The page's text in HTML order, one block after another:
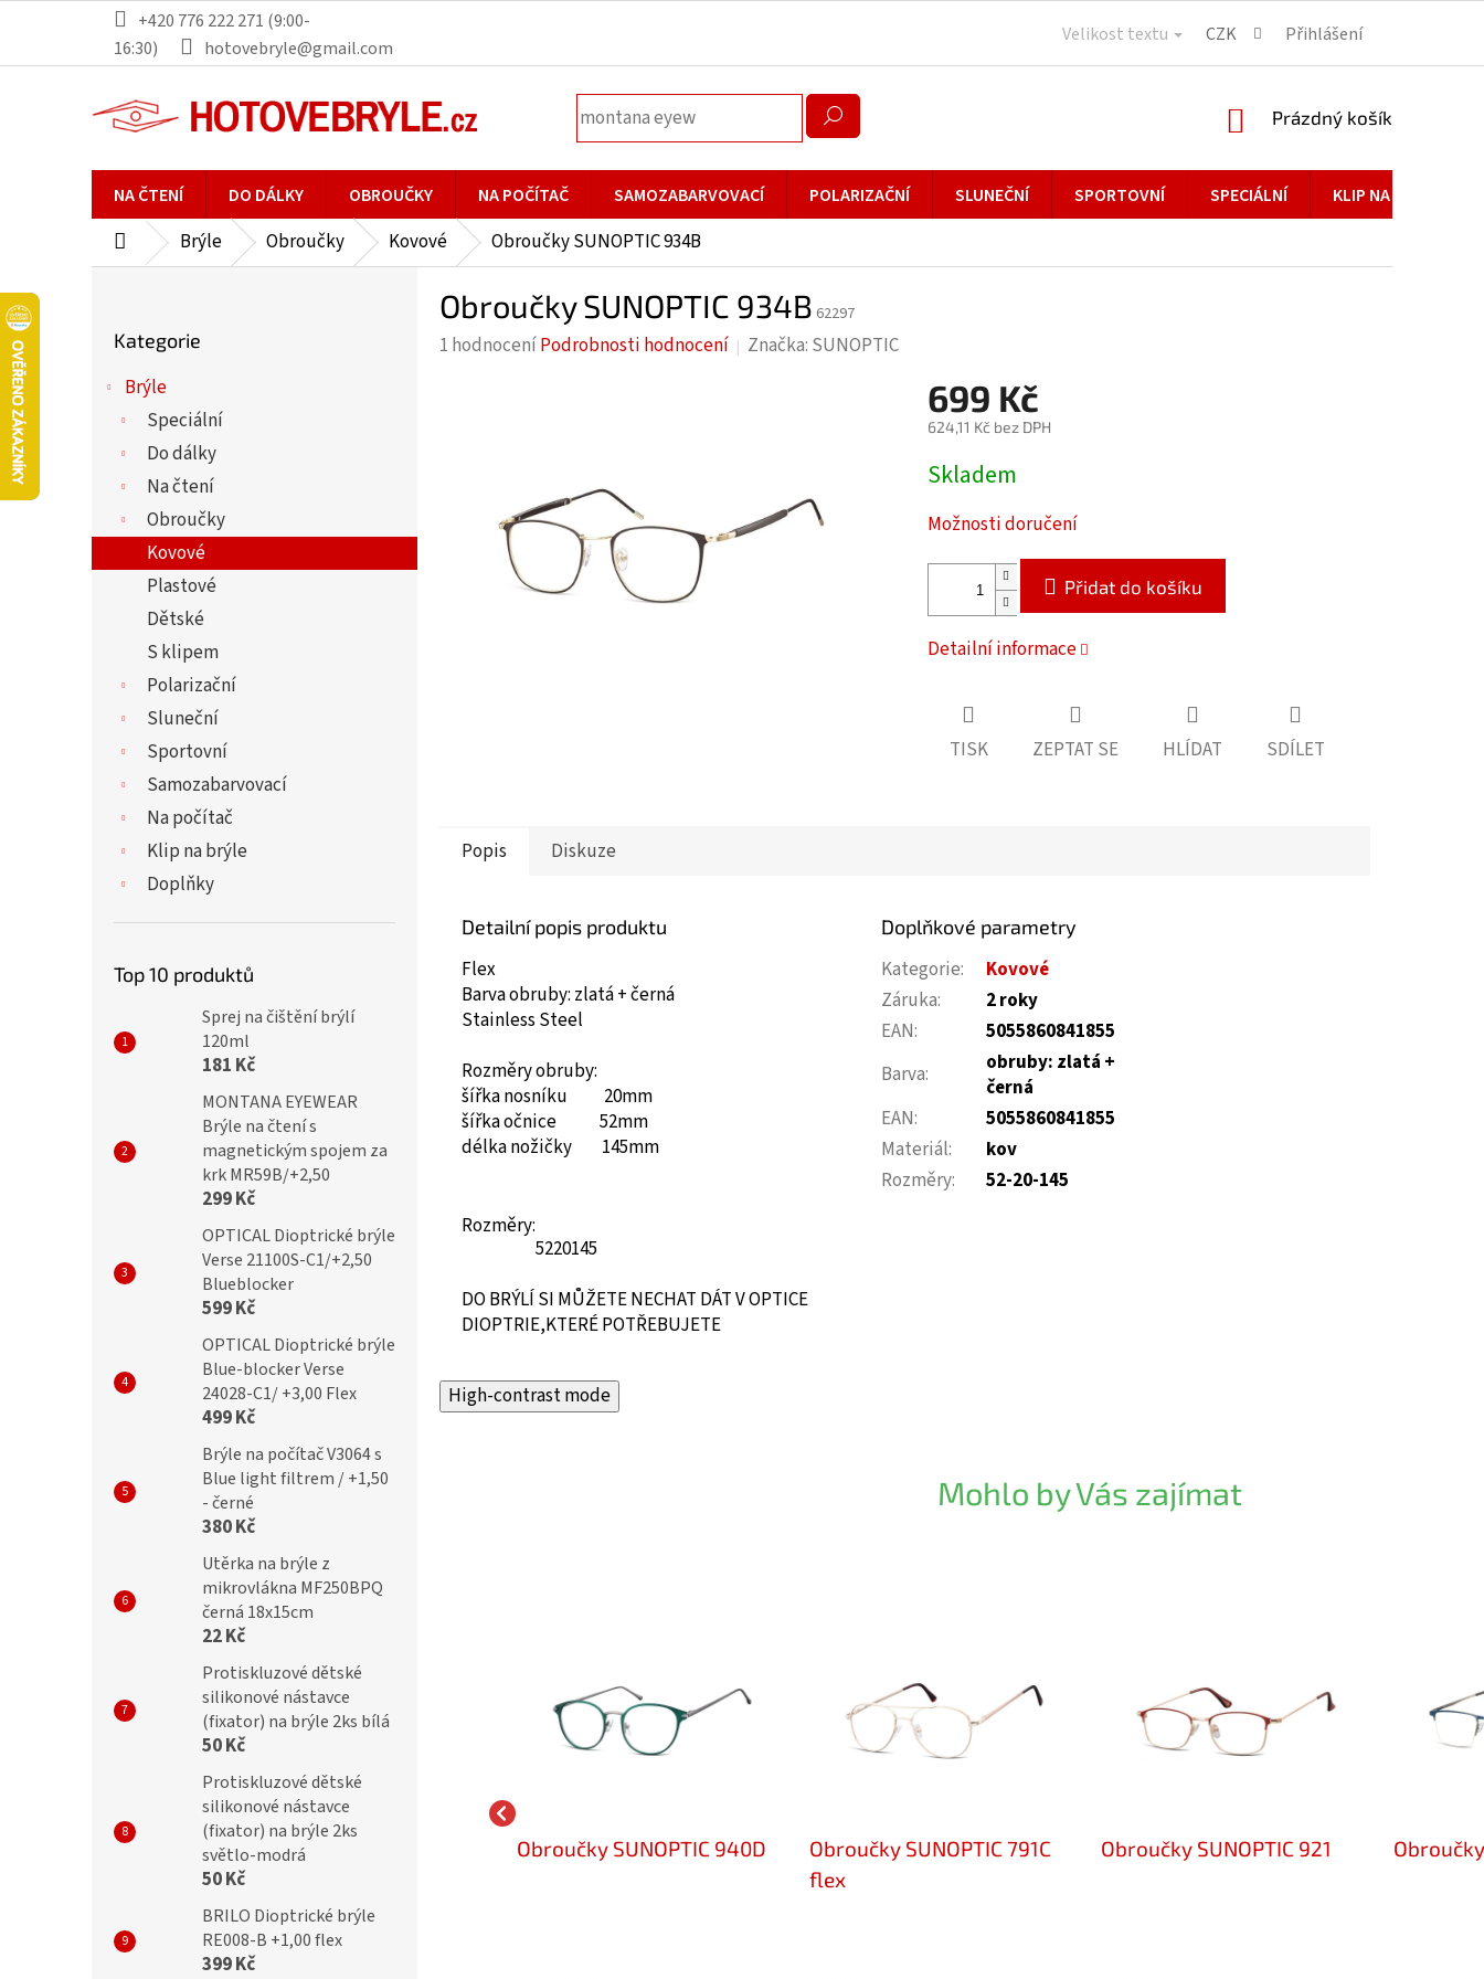
obsah
+420 776 222 271 (9:00-
16:30)
hotovebryle@gmail.com
Velikost textu CZK Přihlášení
NÁKUPNÍ
Prázdný košík
NA ČTENÍ DO DÁLKY OBROUČKY NA POČÍTAČ SAMOZABARVOVACÍ POLARIZAČNÍ SLUNEČNÍ SPORTOVNÍ SPECIÁLNÍ KLIP NA BRÝLE
DomůBrýle Obroučky Kovové Obroučky SUNOPTIC 934B
kategorie
Kategorie
Brýle
Speciální
Do dálky
Na čtení
Obroučky
Kovové
Plastové
Dětské
S klipem
Polarizační
Sluneční
Sportovní
Samozabarvovací
Na počítač
Klip na brýle
Doplňky
Top 10 produktů
Sprej na čištění brýlí
120ml
181 Kč
MONTANA EYEWEAR
Brýle na čtení s
magnetickým spojem za
krk MR59B/+2,50
299 Kč
OPTICAL Dioptrické brýle
Verse 21100S-C1/+2,50
Blueblocker
599 Kč
OPTICAL Dioptrické brýle
Blue-blocker Verse
24028-C1/ +3,00 Flex
499 Kč
Brýle na počítač V3064 s
Blue light filtrem / +1,50
- černé
380 Kč
Utěrka na brýle z
mikrovlákna MF250BPQ
černá 18x15cm
22 Kč
Protiskluzové dětské
silikonové nástavce
(fixator) na brýle 2ks bílá
50 Kč
Protiskluzové dětské
silikonové nástavce
(fixator) na brýle 2ks
světlo-modrá
50 Kč
BRILO Dioptrické brýle
RE008-B +1,00 flex
399 Kč
Obroučky SUNOPTIC 934B 62297
Průměrné
hvězdiček.
1 hodnoceníPodrobnosti hodnocení Značka: SUNOPTIC
699 Kč
624,11 Kč bez DPH
Měrná
cena:
Skladem
Možnosti doručení
Přidat do košíku
Detailní informace
TISK ZEPTAT SE HLÍDAT SDÍLET
Popis Diskuze
Detailní popis produktu
Flex
Barva obruby: zlatá + černá
Stainless Steel
Rozměry obruby:
šířka nosníku 20mm
šířka očnice 52mm
délka nožičky 145mm
Rozměry:
5220145
DO BRÝLÍ SI MŮŽETE NECHAT DÁT V OPTICE
DIOPTRIE,KTERÉ POTŘEBUJETE
Doplňkové parametry
Kategorie:
Kovové
Záruka:
2 roky
EAN:
5055860841855
Barva:
obruby: zlatá +
černá
EAN:
5055860841855
Materiál:
kov
Rozměry: 52-20-145
High-contrast mode
Mohlo by Vás zajímat
SUNOPTIC 934D Obroučky SUNOPTIC 940C Obroučky SUNOPTIC 940D
Obroučky SUNOPTIC 791C
flex
Obroučky SUNOPTIC 921